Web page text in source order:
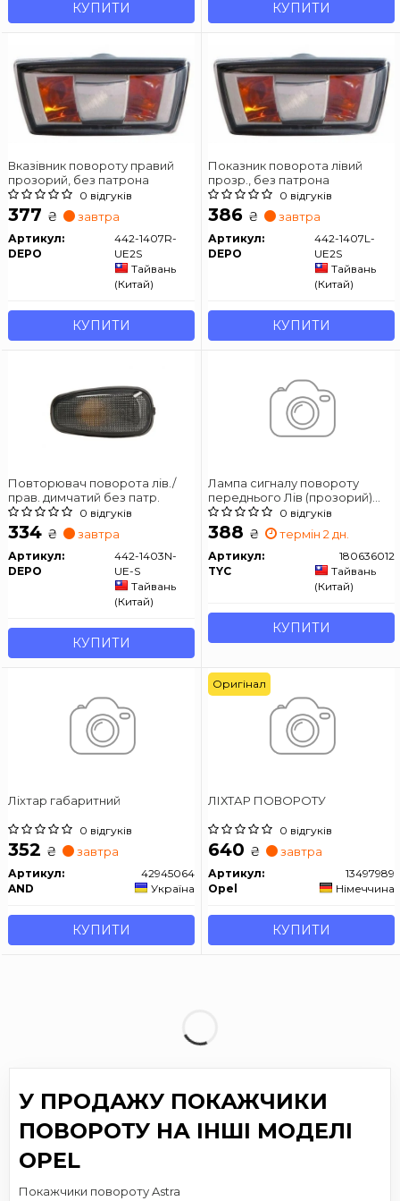
КУПИТИ КУПИТИ
Вказівник повороту правий
прозорий, без патрона
0 відгуків
377 ₴ завтра
Артикул:
442-1407R-
UE2S
DEPO
Тайвань
(Китай)
КУПИТИ
Показник поворота лівий
прозр., без патрона
0 відгуків
386 ₴ завтра
Артикул:
442-1407L-
UE2S
DEPO
Тайвань
(Китай)
КУПИТИ
Повторювач поворота лів./
прав. димчатий без патр.
0 відгуків
334 ₴ завтра
Артикул:
442-1403N-
UE-S
DEPO
Тайвань
(Китай)
КУПИТИ
Лампа сигналу повороту
переднього Лів (прозорий)
OPEL ASTRA J, ASTRA K,
CROSSLAND X, INSIGNIA B,
ZAFIRA C 10.11-09.20
0 відгуків
388 ₴ термін 2 дн.
Артикул:
180636012
TYC
Тайвань
(Китай)
КУПИТИ
Ліхтар габаритний
0 відгуків
352 ₴ завтра
Артикул:
42945064
AND
Україна
КУПИТИ
ЛІХТАР ПОВОРОТУ
0 відгуків
640 ₴ завтра
Артикул:
13497989
Opel
Німеччина
КУПИТИ
Оригінал
У ПРОДАЖУ ПОКАЖЧИКИ
ПОВОРОТУ НА ІНШІ МОДЕЛІ
OPEL
Покажчики повороту Astra